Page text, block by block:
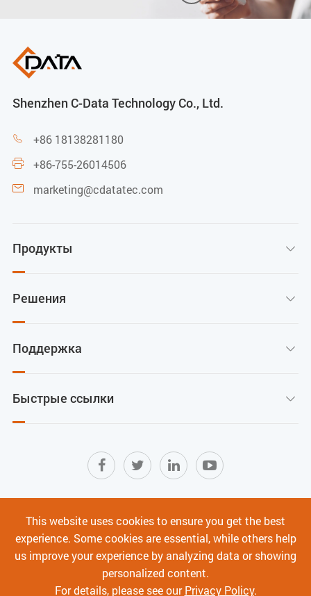
Shenzhen C-Data Technology Co., Ltd.
 +86 18138281180
 +86-755-26014506
 marketing@cdatatec.com
Продукты 
Решения 
Поддержка 
Быстрые ссылки 
Карта сайта Условия использования
Политика конфиденциальности
|
Кибербезопасность
Авторское право ©
Shenzhen C-Data Technology Co., Ltd.Все права
This website uses cookies to ensure you get the best
experience. Some cookies are essential, while others help
us improve your experience by analyzing data or showing
personalized content.
For details, please see ourPrivacy Policy.